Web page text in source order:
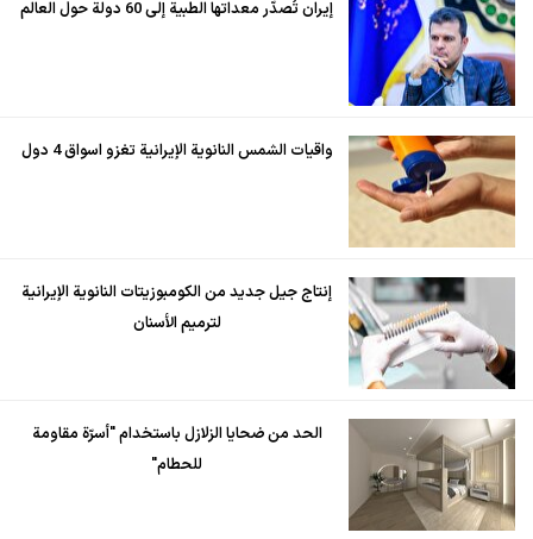
إيران تُصدّر معداتها الطبية إلى 60 دولة حول العالم
واقيات الشمس النانوية الإيرانية تغزو اسواق 4 دول
إنتاج جيل جديد من الكومبوزيتات النانوية الإيرانية
لترميم الأسنان
الحد من ضحايا الزلازل باستخدام "أسرّة مقاومة
للحطام"